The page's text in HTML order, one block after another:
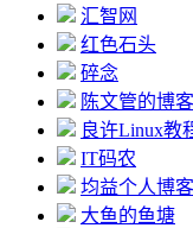
汇智网
红色石头
碎念
陈文管的博客
良许Linux教
IT码农
均益个人博客
大鱼的鱼塘